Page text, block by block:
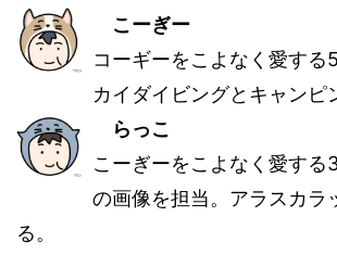
こーぎー
コーギーをこよなく愛する
カイダイビングとキャンピ
らっこ
こーぎーをこよなく愛する
の画像を担当。アラスカラ
る。